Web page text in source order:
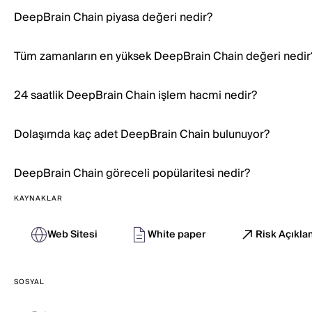
DeepBrain Chain piyasa değeri nedir?
Tüm zamanların en yüksek DeepBrain Chain değeri
24 saatlik DeepBrain Chain işlem hacmi nedir?
Dolaşımda kaç adet DeepBrain Chain bulunuyor?
DeepBrain Chain göreceli popülaritesi nedir?
KAYNAKLAR
Web Sitesi White paper Risk
SOSYAL